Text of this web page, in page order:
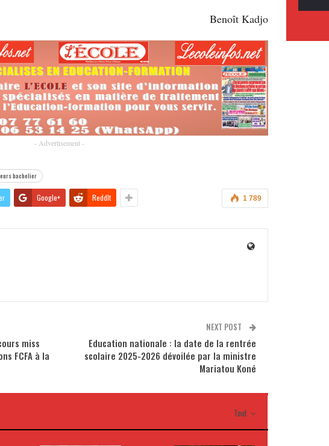
Benoît Kadjo
- Advertisement -
bachelier
1 789
Google+ ReddIt
miss
FCFA à la
NEXT POST
Education nationale : la date de la rentrée
scolaire 2025-2026 dévoilée par la ministre
Mariatou Koné
Tout